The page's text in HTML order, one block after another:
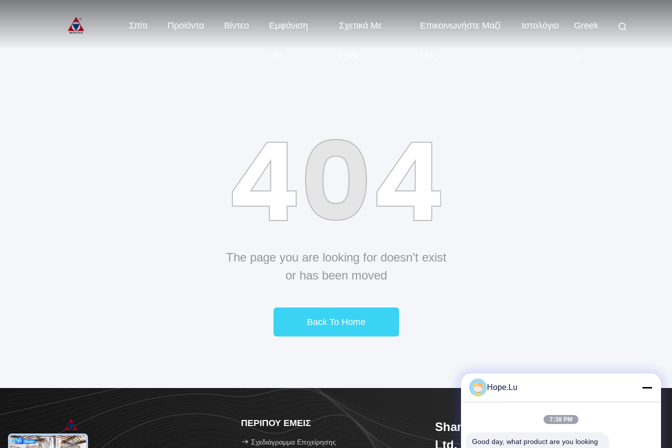
Σπίτι Προϊόντα Βίντεο Εμφάνιση Σχετικά Με Επικοινωνήστε Μαζί Ιστολόγιο Greek
The page you are looking for doesn’t exist
or has been moved
Back To Home
ΠΕΡΊΠΟΥ ΕΜΕΊΣ
Σχεδιάγραμμα Επιχείρησης
Shanghai Wenyou Industry Co.,
Ltd.
Hope.Lu
7:38 PM
Good day, what product are you looking